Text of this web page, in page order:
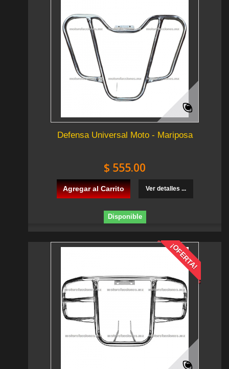
Defensa Universal Moto - Mariposa
$ 555.00
Agregar al Carrito Ver detalles ...
Disponible
¡OFERTA!